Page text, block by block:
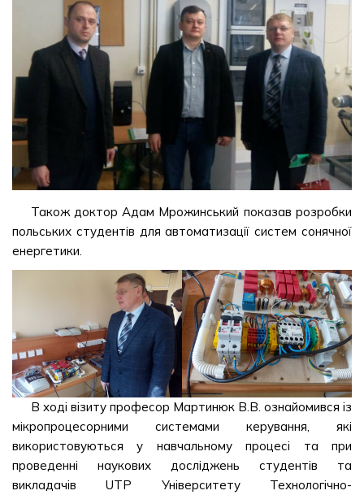
Також доктор Адам Мрожинський показав розробки
польських студентів для автоматизації систем сонячної
енергетики.
В ході візиту професор Мартинюк В.В. ознайомився із
мікропроцесорними системами керування, які
використовуються у навчальному процесі та при
проведенні наукових досліджень студентів та
викладачів UTP Університету Технологічно-